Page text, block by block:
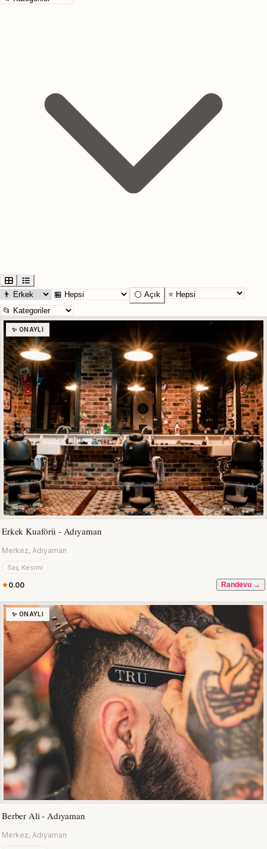
⚪ Açık
✨ ONAYLI
Erkek Kuaförü - Adıyaman
Merkez, Adıyaman
Saç Kesimi
0.00 Randevu →
✨ ONAYLI
Berber Ali - Adıyaman
Merkez, Adıyaman